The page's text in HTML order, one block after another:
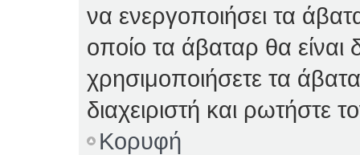
να ενεργοποιήσει τα
οποίο τα άβαταρ θα είναι
χρησιμοποιήσετε τα
διαχειριστή και ρωτήστε
Κορυφή